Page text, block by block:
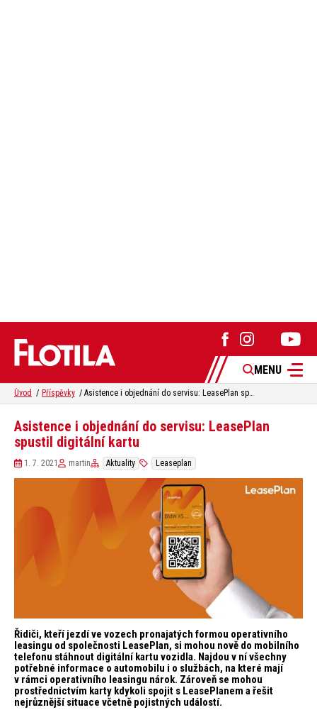
MENU
Úvod Příspěvky Asistence i objednání do servisu: LeasePlan spustil digitální kartu
Asistence i objednání do servisu: LeasePlan
spustil digitální kartu
1. 7. 2021 martin Aktuality Leaseplan
Řidiči, kteří jezdí ve vozech pronajatých formou operativního
leasingu od společnosti LeasePlan, si mohou nově do mobilního
telefonu stáhnout digitální kartu vozidla. Najdou v ní všechny
potřebné informace o automobilu i o službách, na které mají
v rámci operativního leasingu nárok. Zároveň se mohou
prostřednictvím karty kdykoli spojit s LeasePlanem a řešit
nejrůznější situace včetně pojistných událostí.